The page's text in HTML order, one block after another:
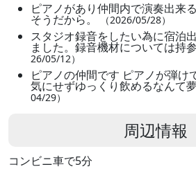
ピアノがあり仲間内で演奏出来
そうだから。 （2026/05/28）
スタジオ録音をしたい為に宿泊
ました。録音機材については持
26/05/12）
ピアノの仲間です ピアノが弾け
気にせずゆっくり飲めるなんて
04/29）
周辺情報
コンビニ車で5分